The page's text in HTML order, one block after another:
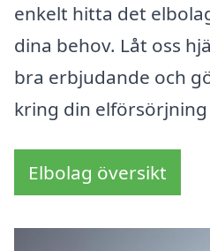
enkelt hitta det
dina behov. Låt oss
bra erbjudande och
kring din elförsörjning
Elbolag översikt